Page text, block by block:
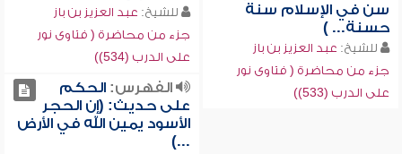
سن في الإسلام سنة
حسنة... )
للشيخ: عبد العزيز بن باز
جزء من محاضرة ( فتاوى نور
على الدرب (533))
للشيخ: عبد العزيز بن باز
جزء من محاضرة ( فتاوى نور
على الدرب (534))
الفهرس:الحكم
على حديث: (إن الحجر
الأسود يمين الله في الأرض
...)